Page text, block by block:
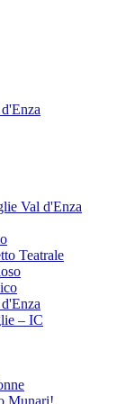
Val d'Enza
Teatrale
– IC